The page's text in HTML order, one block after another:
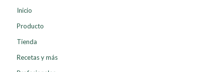
Inicio
Producto
Tienda
Recetas y más